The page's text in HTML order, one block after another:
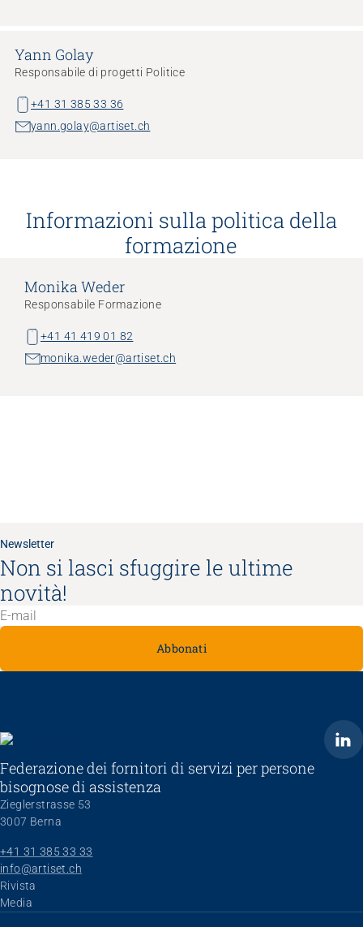
Yann Golay
Responsabile di progetti Politice
+41 31 385 33 36
yann.golay@artiset.ch
Informazioni sulla politica della
formazione
Monika Weder
Responsabile Formazione
+41 41 419 01 82
monika.weder@artiset.ch
Newsletter
Non si lasci sfuggire le ultime
novità!
Abbonati
ARTISET
Federazione dei fornitori di servizi per persone
bisognose di assistenza
Zieglerstrasse 53
3007 Berna
+41 31 385 33 33
info@artiset.ch
Skip navigation
Rivista
Media